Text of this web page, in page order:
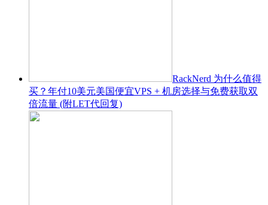
RackNerd 为什么值得
买？年付10美元美国便宜VPS + 机房选择与免费获取双
倍流量 (附LET代回复)